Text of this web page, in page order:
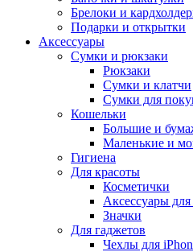
Брелоки и
Подарки и открытки
Аксессуары
Сумки и рюкзаки
Рюкзаки
Сумки и клатчи
Сумки для
Кошельки
Большие и
Маленькие и
Гигиена
Для красоты
Косметички
Аксессуары
Значки
Для гаджетов
Чехлы для